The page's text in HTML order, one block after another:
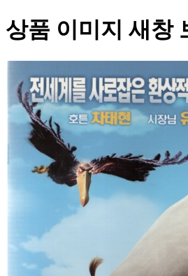
상품 이미지 새창